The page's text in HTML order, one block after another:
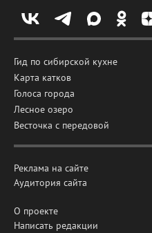
Гид по сибирской кухне
Карта катков
Голоса города
Лесное озеро
Весточка с передовой
Реклама на сайте
Аудитория сайта
О проекте
Написать редакции